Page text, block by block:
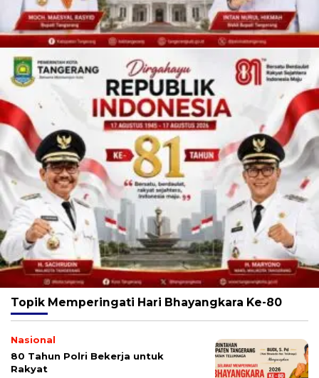
Topik Memperingati Hari Bhayangkara Ke-80
Nasional
80 Tahun Polri Bekerja untuk
Rakyat